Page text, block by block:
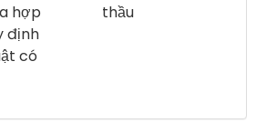
hợp
định
có
thầu